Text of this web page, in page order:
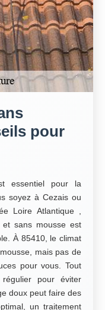
pour
essentiel pour la
soyez à Cezais ou
Loire Atlantique ,
sans mousse est
À 85410, le climat
mais pas de
pour vous. Tout
pour éviter
doux peut faire des
un traitement